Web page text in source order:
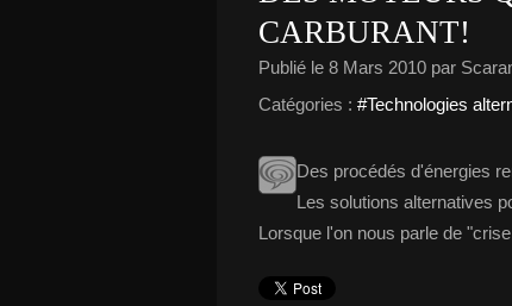
CARBURANT!
Publié le 8 Mars 2010 par
Catégories : #Technologies
Des procédés d'énergies
Les solutions alternatives
Lorsque l'on nous parle de